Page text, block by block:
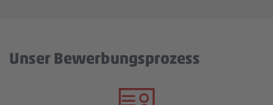
Unser Bewerbungsprozess